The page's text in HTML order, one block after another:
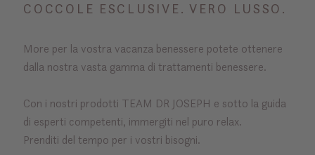
COCCOLE ESCLUSIVE. VERO LUSSO.
More per la vostra vacanza benessere potete ottenere
dalla nostra vasta gamma di trattamenti benessere.
Con i nostri prodotti TEAM DR JOSEPH e sotto la guida
di esperti competenti, immergiti nel puro relax.
Prenditi del tempo per i vostri bisogni.